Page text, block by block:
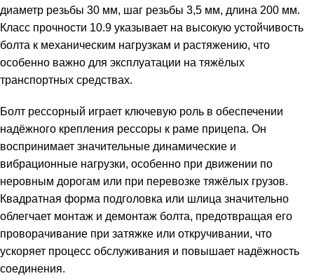
диаметр резьбы 30 мм, шаг резьбы 3,5 мм, длина 200 мм.
Класс прочности 10.9 указывает на высокую устойчивость
болта к механическим нагрузкам и растяжению, что
особенно важно для эксплуатации на тяжёлых
транспортных средствах.
Болт рессорный играет ключевую роль в обеспечении
надёжного крепления рессоры к раме прицепа. Он
воспринимает значительные динамические и
вибрационные нагрузки, особенно при движении по
неровным дорогам или при перевозке тяжёлых грузов.
Квадратная форма подголовка или шлица значительно
облегчает монтаж и демонтаж болта, предотвращая его
проворачивание при затяжке или откручивании, что
ускоряет процесс обслуживания и повышает надёжность
соединения.